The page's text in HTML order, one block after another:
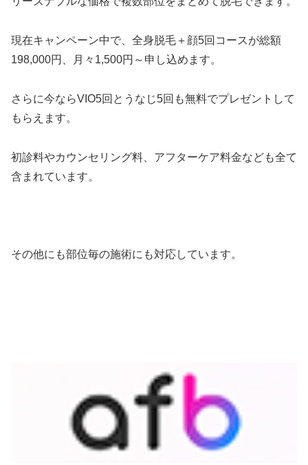
現在キャンペーン中で、全身脱毛＋顔5回コースが総額
198,000円、月々1,500円～申し込めます。
さらに今ならVIO5回とうなじ5回も無料でプレゼントして
もらえます。
初診料やカウンセリング料、アフターケア料金なども全て
含まれています。
その他にも部位毎の施術にも対応しています。